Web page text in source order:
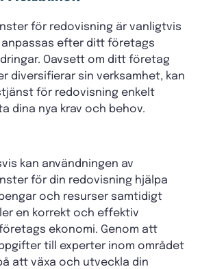
för redovisning är vanligtvis
anpassas efter ditt företags
Oavsett om ditt företag
diversifierar sin verksamhet, kan
för redovisning enkelt
dina nya krav och behov.
kan användningen av
för din redovisning hjälpa
och resurser samtidigt
en korrekt och effektiv
ekonomi. Genom att
till experter inom området
att växa och utveckla din